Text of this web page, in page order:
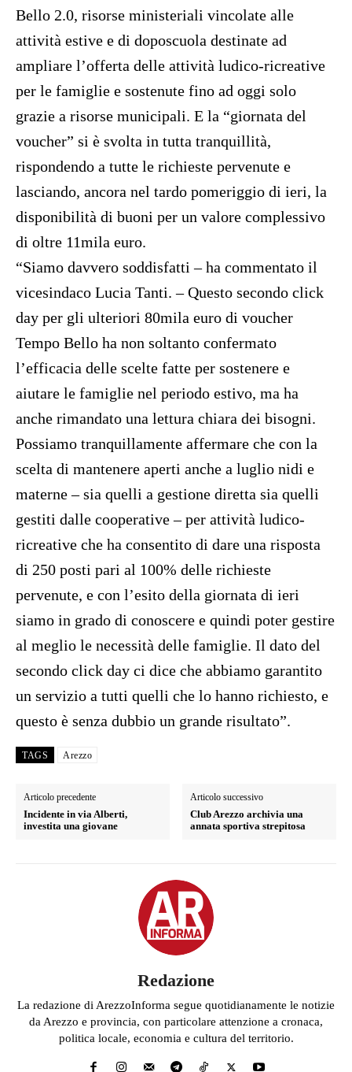
Bello 2.0, risorse ministeriali vincolate alle
attività estive e di doposcuola destinate ad
ampliare l’offerta delle attività ludico-ricreative
per le famiglie e sostenute fino ad oggi solo
grazie a risorse municipali. E la “giornata del
voucher” si è svolta in tutta tranquillità,
rispondendo a tutte le richieste pervenute e
lasciando, ancora nel tardo pomeriggio di ieri, la
disponibilità di buoni per un valore complessivo
di oltre 11mila euro.
“Siamo davvero soddisfatti – ha commentato il
vicesindaco Lucia Tanti. – Questo secondo click
day per gli ulteriori 80mila euro di voucher
Tempo Bello ha non soltanto confermato
l’efficacia delle scelte fatte per sostenere e
aiutare le famiglie nel periodo estivo, ma ha
anche rimandato una lettura chiara dei bisogni.
Possiamo tranquillamente affermare che con la
scelta di mantenere aperti anche a luglio nidi e
materne – sia quelli a gestione diretta sia quelli
gestiti dalle cooperative – per attività ludico-
ricreative che ha consentito di dare una risposta
di 250 posti pari al 100% delle richieste
pervenute, e con l’esito della giornata di ieri
siamo in grado di conoscere e quindi poter gestire
al meglio le necessità delle famiglie. Il dato del
secondo click day ci dice che abbiamo garantito
un servizio a tutti quelli che lo hanno richiesto, e
questo è senza dubbio un grande risultato”.
TAGS Arezzo
Articolo precedente
Incidente in via Alberti,
investita una giovane
Articolo successivo
Club Arezzo archivia una
annata sportiva strepitosa
Redazione
La redazione di ArezzoInforma segue quotidianamente le notizie
da Arezzo e provincia, con particolare attenzione a cronaca,
politica locale, economia e cultura del territorio.